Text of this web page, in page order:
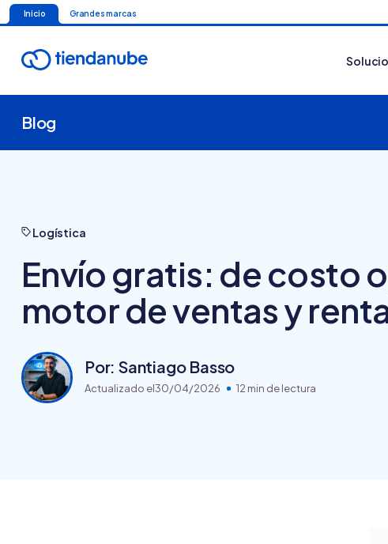
Inicio Grandes marcas
Blog
Logística
Envío gratis: de costo
motor de ventas y
Por: Santiago Basso
Actualizado el30/04/2026 12 min de lectura